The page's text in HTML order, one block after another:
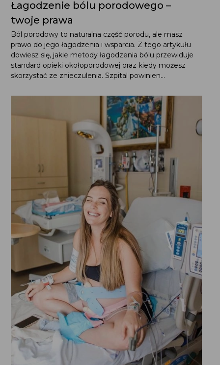
Łagodzenie bólu porodowego –
twoje prawa
Ból porodowy to naturalna część porodu, ale masz
prawo do jego łagodzenia i wsparcia. Z tego artykułu
dowiesz się, jakie metody łagodzenia bólu przewiduje
standard opieki okołoporodowej oraz kiedy możesz
skorzystać ze znieczulenia. Szpital powinien...